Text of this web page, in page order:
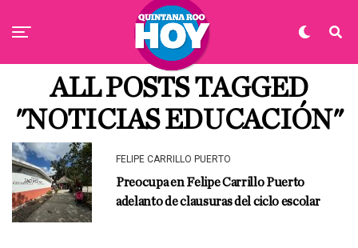
ALL POSTS TAGGED
"NOTICIAS EDUCACIÓN"
FELIPE CARRILLO PUERTO
Preocupa en Felipe Carrillo Puerto
adelanto de clausuras del ciclo escolar